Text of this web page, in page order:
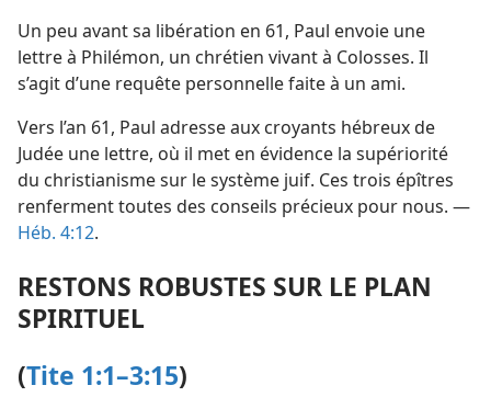
Un peu avant sa libération en 61, Paul envoie une
lettre à Philémon, un chrétien vivant à Colosses. Il
s’agit d’une requête personnelle faite à un ami.
Vers l’an 61, Paul adresse aux croyants hébreux de
Judée une lettre, où il met en évidence la supériorité
du christianisme sur le système juif. Ces trois épîtres
renferment toutes des conseils précieux pour nous. —
Héb. 4:12.
RESTONS ROBUSTES SUR LE PLAN
SPIRITUEL
(Tite 1:1–3:15)